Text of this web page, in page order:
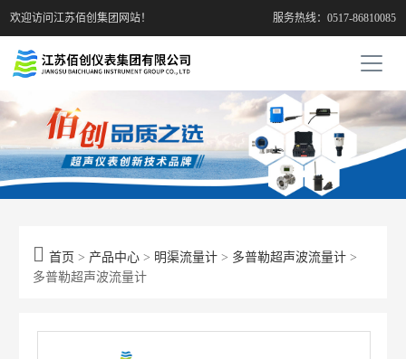
欢迎访问江苏佰创集团网站！ 服务热线：0517-86810085
 首页 > 产品中心 > 明渠流量计 > 多普勒超声波流量计 >
多普勒超声波流量计